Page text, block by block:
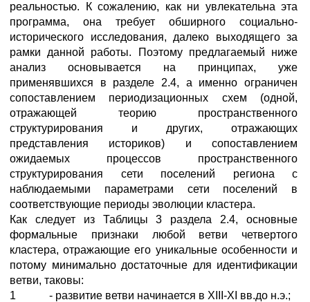
реальностью. К сожалению, как ни увлекательна эта
программа, она требует обширного социально-
исторического исследования, далеко выходящего за
рамки данной работы. Поэтому предлагаемый ниже
анализ основывается на принципах, уже
применявшихся в разделе 2.4, а именно ограничен
сопоставлением периодизационных схем (одной,
отражающей теорию пространственного
структурирования и других, отражающих
представления историков) и сопоставлением
ожидаемых процессов пространственного
структурирования сети поселений региона с
наблюдаемыми параметрами сети поселений в
соответствующие периоды эволюции кластера.
Как следует из Таблицы 3 раздела 2.4, основные
формальные признаки любой ветви четвертого
кластера, отражающие его уникальные особенности и
потому минимально достаточные для идентификации
ветви, таковы:
1 - развитие ветви начинается в XIII-XI вв.до н.э.;